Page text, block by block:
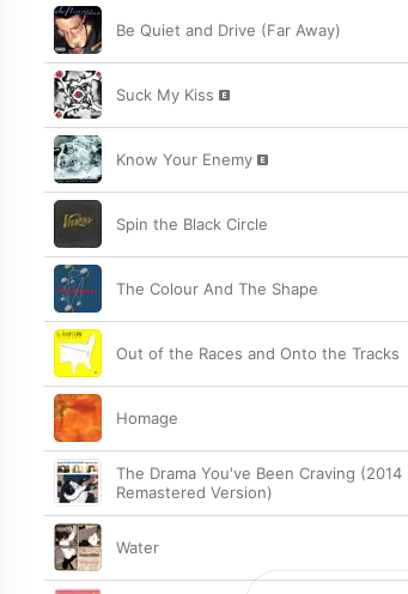
Be Quiet and Drive (Far Away)
Suck My Kiss
Know Your Enemy
Spin the Black Circle
The Colour And The Shape
Out of the Races and Onto the Tracks
Homage
The Drama You've Been Craving (2014
Remastered Version)
Water